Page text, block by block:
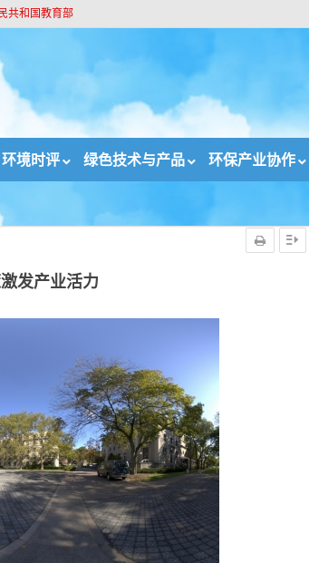
共和国教育部
环境时评 绿色技术与产品 环保产业协作
发产业活力